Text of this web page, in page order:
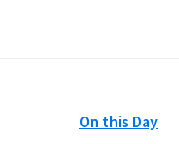
On this Day